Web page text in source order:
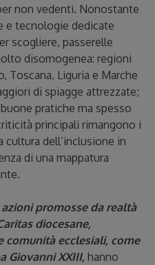
non vedenti. Nonostante
e tecnologie dedicate
scogliere, passerelle
disomogenea: regioni
Toscana, Liguria e Marche
di spiagge attrezzate;
pratiche ma spesso
principali rimangono i
cultura dell’inclusione in
di una mappatura
promosse da realtà
diocesane,
comunità ecclesiali, come
Giovanni XXIII, hanno